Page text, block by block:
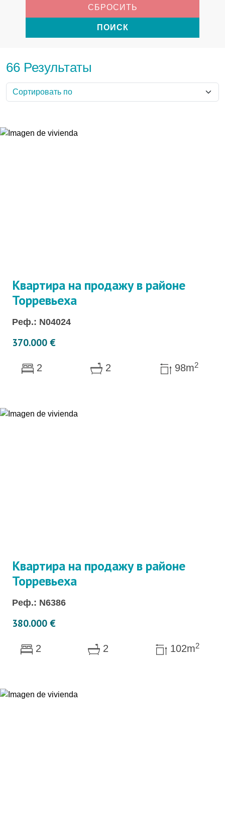
СБРОСИТЬ
ПОИСК
66 Результаты
Квартира на продажу в районе
Торревьеха
Реф.: N04024
370.000 €
2 2 98m2
Квартира на продажу в районе
Торревьеха
Реф.: N6386
380.000 €
2 2 102m2